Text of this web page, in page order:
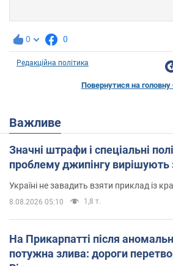
0 0
Редакційна політика
Повернутися на головну
Важливе
Значні штрафи і спеціальні
проблему джипінгу вирішують
Україні не завадить взяти приклад із
8.08.2026 05:10 1,8 т.
На Прикарпатті після
потужна злива: дороги